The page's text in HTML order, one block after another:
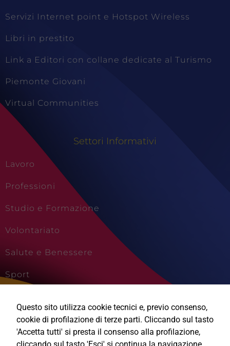
Servizi Internet point e Hotspot Wireless
Libri in prestito
Link a Editori con collane dedicate al Turismo
Piemonte Giovani
Virtual Communities
Settori Informativi
Lavoro
Professioni
Studio e Formazione
Volontariato
Salute e Benessere
Sport
Viaggi e Vacanze
Questo sito utilizza cookie tecnici e, previo consenso,
cookie di profilazione di terze parti. Cliccando sul tasto
'Accetta tutti' si presta il consenso alla profilazione,
Tecnici
Questi cookie
sono necessari
per il
funzionamento